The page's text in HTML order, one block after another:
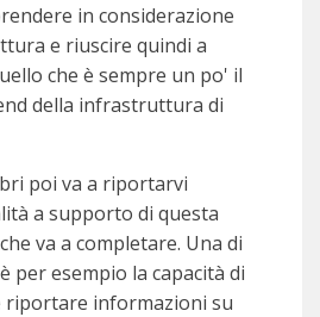
in considerazione
e riuscire quindi a
che è sempre un po' il
della infrastruttura di
poi va a riportarvi
a supporto di questa
va a completare. Una di
per esempio la capacità di
riportare informazioni su